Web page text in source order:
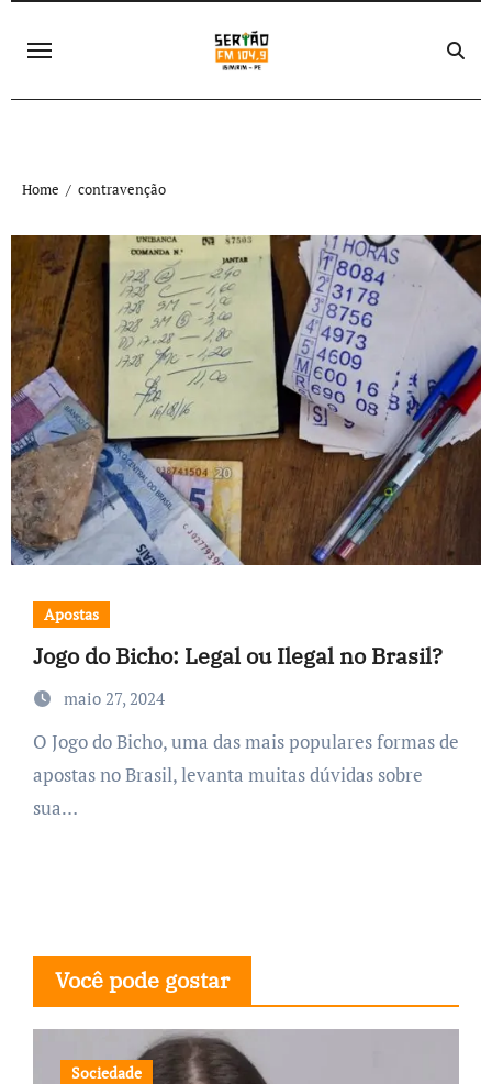
Home contravenção
Apostas
Jogo do Bicho: Legal ou Ilegal no Brasil?
maio 27, 2024
O Jogo do Bicho, uma das mais populares formas de
apostas no Brasil, levanta muitas dúvidas sobre
sua…
Você pode gostar
Sociedade